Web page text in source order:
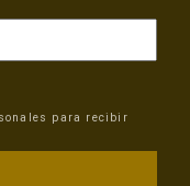
para recibir